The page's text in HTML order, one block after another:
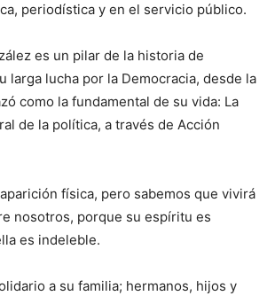
periodística y en el servicio público.
es un pilar de la historia de
larga lucha por la Democracia, desde la
como la fundamental de su vida: La
de la política, a través de Acción
física, pero sabemos que vivirá
nosotros, porque su espíritu es
es indeleble.
a su familia; hermanos, hijos y